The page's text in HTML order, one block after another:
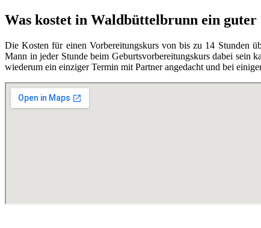
Was kostet in Waldbüttelbrunn ein
Die Kosten für einen Vorbereitungskurs von bis zu 14 Stunden
Mann in jeder Stunde beim Geburtsvorbereitungskurs dabei sein
wiederum ein einziger Termin mit Partner angedacht und bei